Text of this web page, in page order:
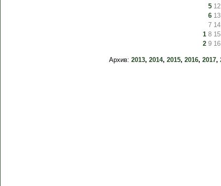
5 12
6 13
7 14
1 8 15
2 9 16
Архив:2013,2014,2015,2016,2017,